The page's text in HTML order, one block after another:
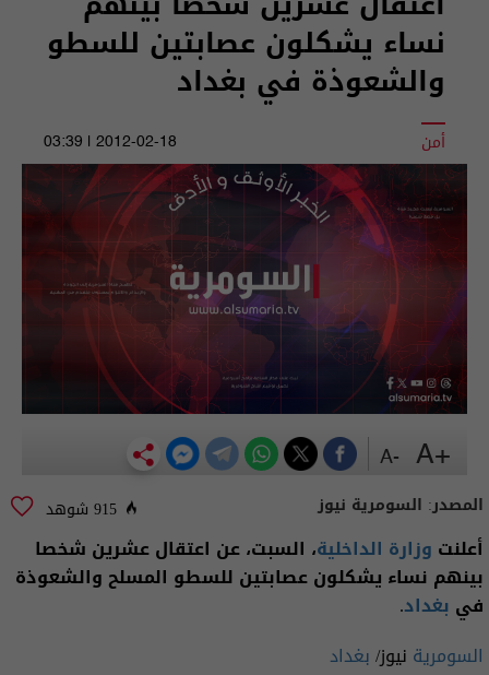
نساء يشكلون عصابتين للسطو
والشعوذة في بغداد
أمن 2012-02-18 | 03:39
المصدر: السومرية نيوز 915 شوهد
أعلنت وزارة الداخلية، السبت، عن اعتقال عشرين شخصا
بينهم نساء يشكلون عصابتين للسطو المسلح والشعوذة
في بغداد.
السومرية نيوز/بغداد
+A
-A